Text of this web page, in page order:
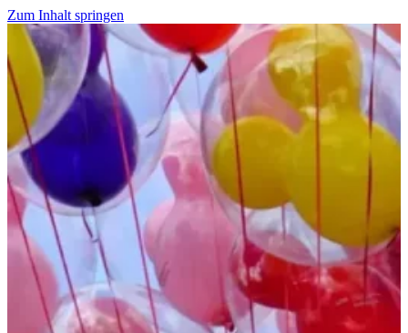
Zum Inhalt springen